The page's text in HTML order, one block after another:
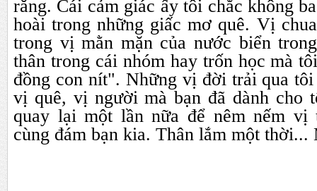
răng. Cái cảm giác ấy tôi chắc không
hoài trong những giấc mơ quê. Vị
trong vị mằn mặn của nước biển
thân trong cái nhóm hay trốn học mà
đồng con nít". Những vị đời trải qua tôi
vị quê, vị người mà bạn đã dành cho
quay lại một lần nữa để nêm nếm
cùng đám bạn kia. Thân lắm một